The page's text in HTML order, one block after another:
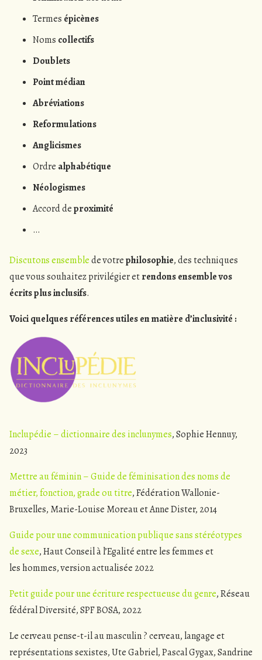
Termes épicènes
Noms collectifs
Doublets
Point médian
Abréviations
Reformulations
Anglicismes
Ordre alphabétique
Néologismes
Accord deproximité
…
Discutons ensemblede votrephilosophie, des techniques
que vous souhaitez privilégier etrendons ensemble vos
écrits plus inclusifs.
Voici quelques références utiles en matière d’inclusivité :
Inclupédie – dictionnaire des inclunymes, Sophie Hennuy,
2023
Mettre au féminin – Guide de féminisation des noms de
métier, fonction, grade ou titre, Fédération Wallonie-
Bruxelles, Marie-Louise Moreau et Anne Dister, 2014
Guide pour une communication publique sans stéréotypes
de sexe, Haut Conseil à l’Egalité entre les femmes et
les hommes, version actualisée 2022
Petit guide pour une écriture respectueuse du genre, Réseau
fédéral Diversité, SPF BOSA, 2022
Le cerveau pense-t-il au masculin ? cerveau, langage et
représentations sexistes, Ute Gabriel, Pascal Gygax, Sandrine